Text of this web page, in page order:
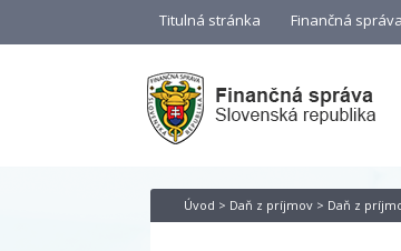
Titulná stránka Finančná správa
Úvod > Daň z príjmov> Daň z